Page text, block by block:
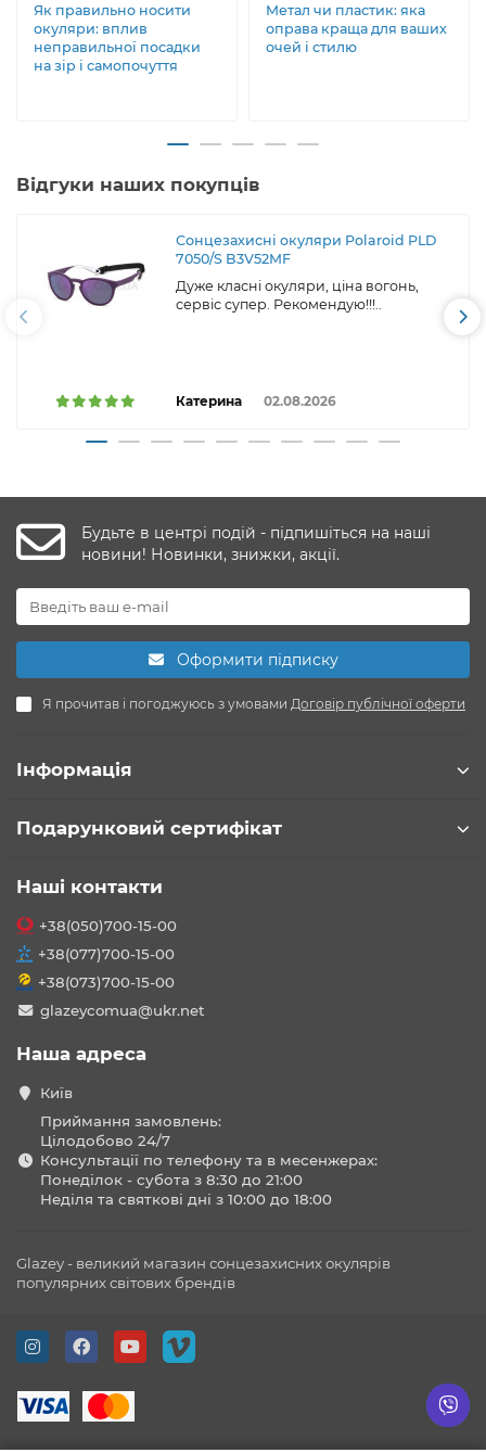
Як правильно носити
окуляри: вплив
неправильної посадки
на зір і самопочуття
Метал чи пластик: яка
оправа краща для ваших
очей і стилю
Відгуки наших покупців
Сонцезахисні окуляри Polaroid PLD
7050/S B3V52MF
Дуже класні окуляри, ціна вогонь,
сервіс супер. Рекомендую!!!..
Катерина 02.08.2026
Будьте в центрі подій - підпишіться на наші
новини! Новинки, знижки, акції.
Оформити підписку
Я прочитав і погоджуюсь з умовами Договір публічної оферти
Інформація
Подарунковий сертифікат
Наші контакти
+38(050)700-15-00
+38(077)700-15-00
+38(073)700-15-00
glazeycomua@ukr.net
Наша адреса
Київ
Приймання замовлень:
Цілодобово 24/7
Консультації по телефону та в месенжерах:
Понеділок - субота з 8:30 до 21:00
Неділя та святкові дні з 10:00 до 18:00
Glazey - великий магазин сонцезахисних окулярів
популярних світових брендів